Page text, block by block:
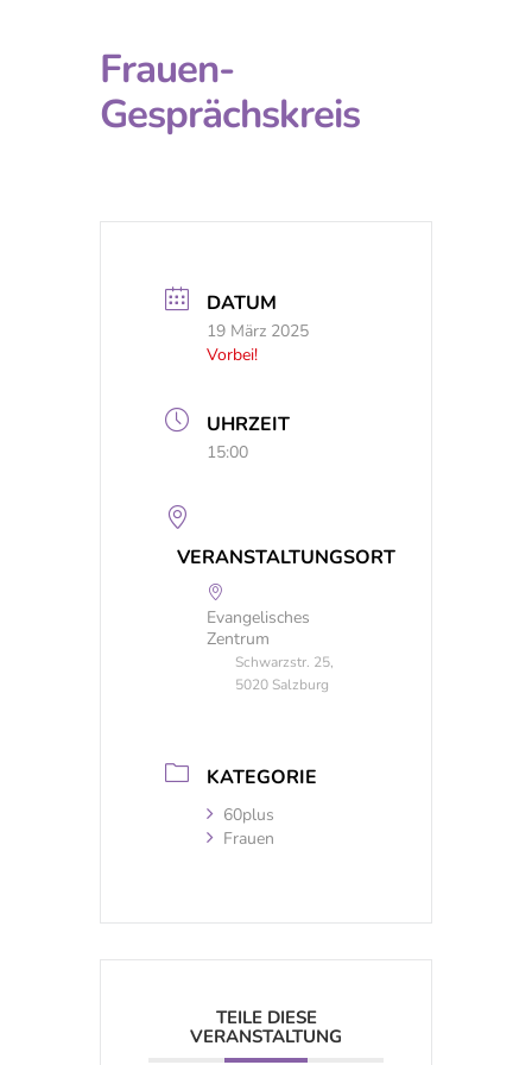
Frauen-
Gesprächskreis
DATUM
19 März 2025
Vorbei!
UHRZEIT
15:00
VERANSTALTUNGSORT
Evangelisches
Zentrum
Schwarzstr. 25,
5020 Salzburg
KATEGORIE
60plus
Frauen
TEILE DIESE
VERANSTALTUNG